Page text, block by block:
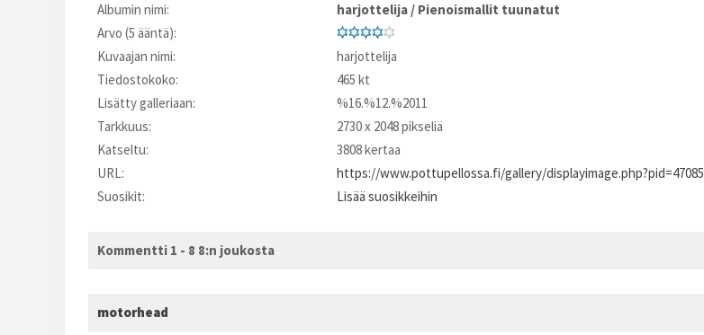
Albumin nimi:
harjottelija / Pienoismallit tuunatut
Arvo (5 ääntä):
Kuvaajan nimi:
harjottelija
Tiedostokoko:
465 kt
Lisätty galleriaan:
%16.%12.%2011
Tarkkuus:
2730 x 2048 pikseliä
Katseltu:
3808 kertaa
URL:
https://www.pottupellossa.fi/gallery/displayimage.php?pid=47085
Suosikit:
Lisää suosikkeihin
Kommentti 1 - 8 8:n joukosta
motorhead